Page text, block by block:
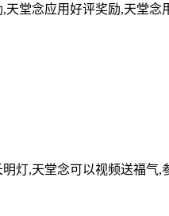
堂念应用好评奖励,天堂念
灯,天堂念可以视频送福气